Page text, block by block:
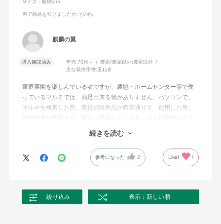
サイズ：幅95cm
何で商品を知りましたか:その他
麒麟の翼
購入確認済み 年代:70代～ 農家/農家以外:農家以外
主な栽培作物:玉ねぎ
家庭菜園を楽しんでいる者ですが、農協・ホームセンター等で売
っているマルチでは、満足出来る物がありません。パソコンで、
マルチを検索した所、貴社の販売品が希望通りで、使用した所、
防虫効果が確認され、非常に満足しています。１５坪程度の小さ
続きを読む
参考になった 2 Like! 1
絞り込み 表示：新しい順